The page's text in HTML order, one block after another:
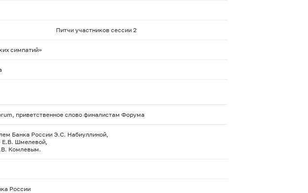
Питчи участников сессии 2
симпатий»
приветственное слово финалистам Форума
Банка России Э.С. Набиуллиной,
Е.В. Шмелевой,
Комлевым.
России